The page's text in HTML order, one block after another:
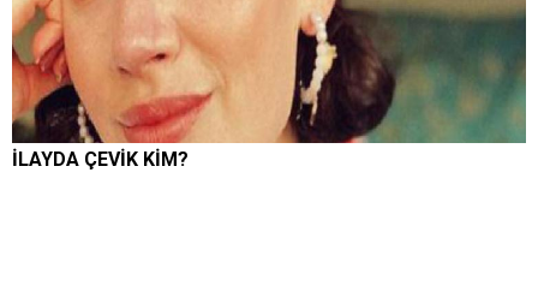
İLAYDA ÇEVİK KİM?